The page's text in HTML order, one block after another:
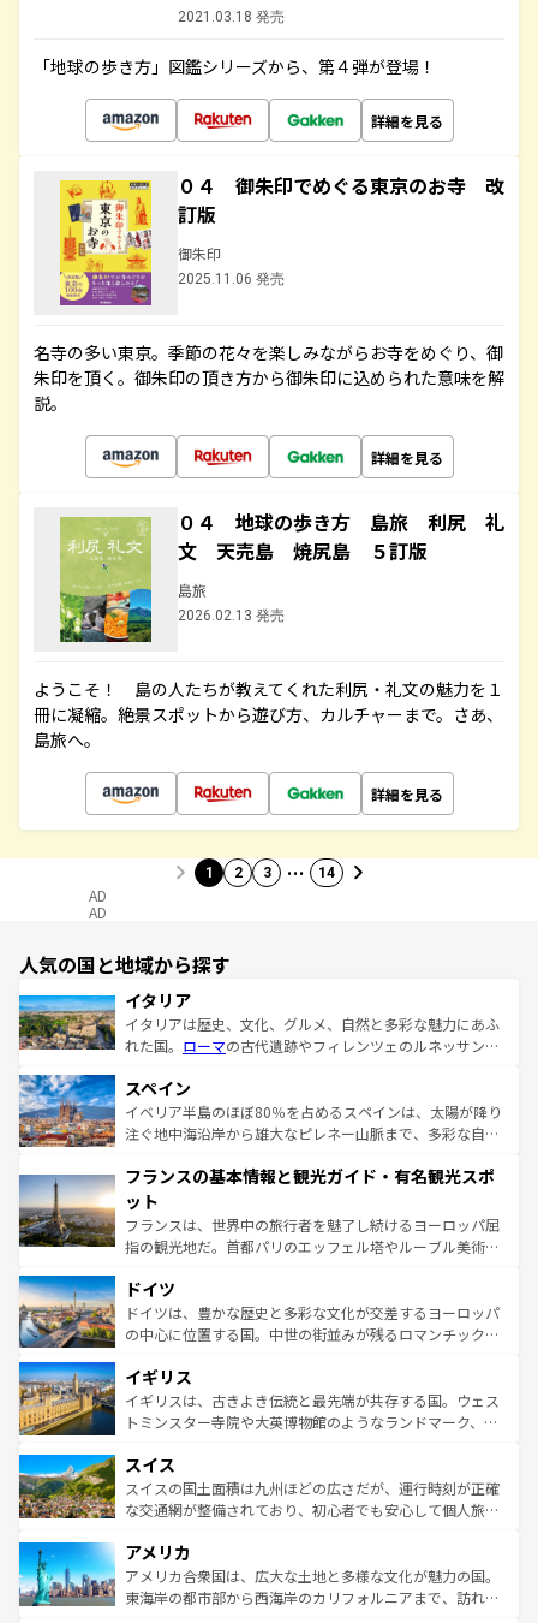
2021.03.18 発売
「地球の歩き方」図鑑シリーズから、第４弾が登場！
詳細を見る
０４ 御朱印でめぐる東京のお寺 改
訂版
御朱印
2025.11.06 発売
名寺の多い東京。季節の花々を楽しみながらお寺をめぐり、御
朱印を頂く。御朱印の頂き方から御朱印に込められた意味を解
説。
詳細を見る
０４ 地球の歩き方 島旅 利尻 礼
文 天売島 焼尻島 ５訂版
島旅
2026.02.13 発売
ようこそ！ 島の人たちが教えてくれた利尻・礼文の魅力を１
冊に凝縮。絶景スポットから遊び方、カルチャーまで。さあ、
島旅へ。
詳細を見る
1 2 3 … 14
AD
AD
人気の国と地域から探す
イタリア
イタリアは歴史、文化、グルメ、自然と多彩な魅力にあふ
れた国。 ローマの古代遺跡やフィレンツェのルネッサンス
ろん、トスカーナの美しい田園風景やアマルフィ海岸の絶
景など、自然景観も見逃せない。観光の合間には、本場の
ピザやパスタなど、絶品のイタリア料理を堪能することも
ませてくれるイタリアで、忘れられない旅をしてみよう！
なお、新着のイタリア情報は
しい。
スペイン
イベリア半島のほぼ80％を占めるスペインは、太陽が降り
注ぐ地中海沿岸から雄大なピレネー山脈まで、多彩な自然
文化が根付くこの国では、情熱的なフラメンコ、熱気あふ
れる闘牛、そして美味しいタパスが生活の一部となってい
る。首都マドリードの洗練された雰囲気や、バルセロナの
アートに溢れた街角から、地方では古代ローマ遺跡や中世
せる。地方によって風土や気候が異なるスペインはその個
性で訪れる人を魅了する。 なお、新着のスペイン情報は コ
ンテンツ一覧を参照してほしい。
フランスの基本情報と観光ガイド・有名観光スポ
ット
フランスは、世界中の旅行者を魅了し続けるヨーロッパ屈
指の観光地だ。首都パリのエッフェル塔やルーブル美術館
で、幅広い魅力が詰まっている。華麗な宮殿、歴史的な大
聖堂、美しいビーチ、そして豊かな自然が、訪れる者を心
から魅了する。また、フランスは美食の国としても知ら
いる。シャンパンの発祥地であるランス、プロヴァンスの
香り高いラベンダー畑など、多彩な楽しみ方が可能だ。さ
らに、パリ以外の地域にも魅力が溢れており、どの街角に
れる地方に足を運ぶとそれぞれで全く異なる文化を体験で
きるだろう。 なお、新着のフランス情報はコンテンツ一覧
を参照してほしい。
ドイツ
ドイツは、豊かな歴史と多彩な文化が交差するヨーロッパ
の中心に位置する国。中世の街並みが残るロマンチック街
顔を持つこの国は、どこを歩いても飽きることがない。ベ
ルリンの文化的活気、バイエルン州のアルプスの絶景、そ
してライン川沿いのワイン畑といった風景は必見。ビール
は、お酒好きな人にはぜひ体験してほしい。 なお、新着の
ドイツ情報はコンテンツ一覧を参照してほしい。
イギリス
イギリスは、古きよき伝統と最先端が共存する国。ウェス
トミンスター寺院や大英博物館のようなランドマーク、歴
リアごとに異なる魅力がある。また、優雅なアフタヌーン
ティー、ビール好きにはたまらない英国パブ、サッカー観
戦など、本場だからこそできる体験も豊富。イギリスを旅
ンツ一覧を参照してほしい。
スイス
スイスの国土面積は九州ほどの広さだが、運行時刻が正確
な交通網が整備されており、初心者でも安心して個人旅行
の建物がそのまま残る町や、スイスならではのユニークな
博物館もあり、アルプス観光だけでなく町歩きも満喫する
ことができる。国民の所得が高いため物価も高いが、旅行
アメリカ
アメリカ合衆国は、広大な土地と多様な文化が魅力の国。
東海岸の都市部から西海岸のカリフォルニアまで、訪れる